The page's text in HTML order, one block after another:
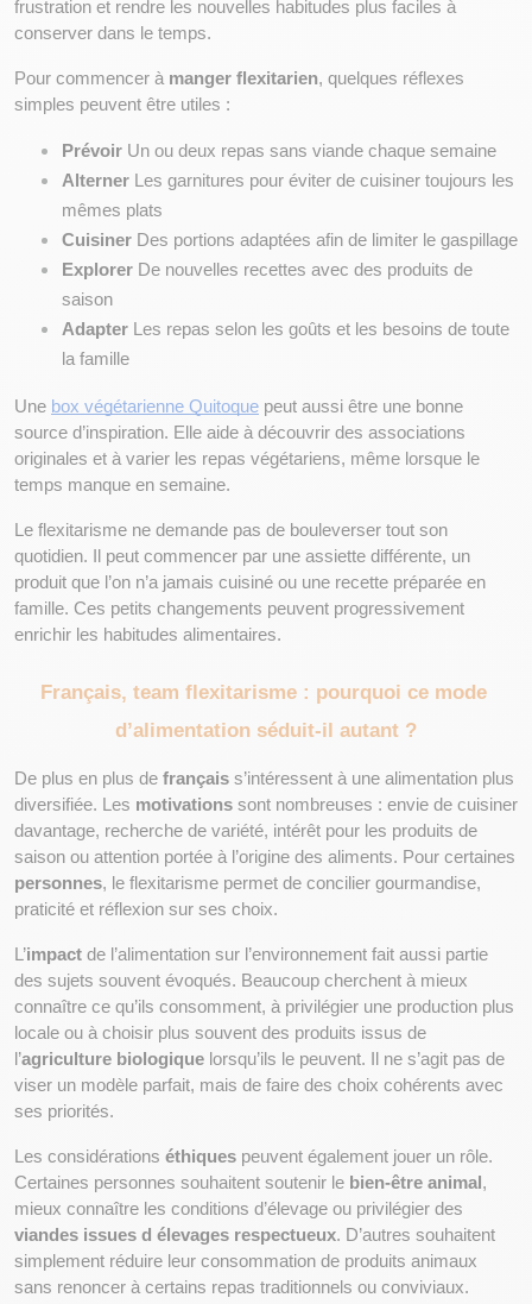
frustration et rendre les nouvelles habitudes plus faciles à
conserver dans le temps.
Pour commencer à manger flexitarien, quelques réflexes
simples peuvent être utiles :
Prévoir Un ou deux repas sans viande chaque semaine
Alterner Les garnitures pour éviter de cuisiner toujours les
mêmes plats
Cuisiner Des portions adaptées afin de limiter le gaspillage
Explorer De nouvelles recettes avec des produits de
saison
Adapter Les repas selon les goûts et les besoins de toute
la famille
Une box végétarienne Quitoque peut aussi être une bonne
source d’inspiration. Elle aide à découvrir des associations
originales et à varier les repas végétariens, même lorsque le
temps manque en semaine.
Le flexitarisme ne demande pas de bouleverser tout son
quotidien. Il peut commencer par une assiette différente, un
produit que l’on n’a jamais cuisiné ou une recette préparée en
famille. Ces petits changements peuvent progressivement
enrichir les habitudes alimentaires.
Français, team flexitarisme : pourquoi ce mode
d’alimentation séduit-il autant ?
De plus en plus de français s’intéressent à une alimentation plus
diversifiée. Les motivations sont nombreuses : envie de cuisiner
davantage, recherche de variété, intérêt pour les produits de
personnes, le flexitarisme permet de concilier gourmandise,
praticité et réflexion sur ses choix.
L’impact de l’alimentation sur l’environnement fait aussi partie
des sujets souvent évoqués. Beaucoup cherchent à mieux
connaître ce qu’ils consomment, à privilégier une production plus
locale ou à choisir plus souvent des produits issus de
l’agriculture biologique lorsqu’ils le peuvent. Il ne s’agit pas de
viser un modèle parfait, mais de faire des choix cohérents avec
ses priorités.
Les considérations éthiques peuvent également jouer un rôle.
Certaines personnes souhaitent soutenir le bien-être animal ,
viandes issues d élevages respectueux. D’autres souhaitent
simplement réduire leur consommation de produits animaux
sans renoncer à certains repas traditionnels ou conviviaux.